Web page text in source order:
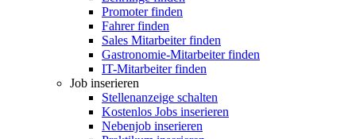
Promoter finden
Fahrer finden
Sales Mitarbeiter finden
Gastronomie-Mitarbeiter finden
IT-Mitarbeiter finden
Job inserieren
Stellenanzeige schalten
Kostenlos Jobs inserieren
Nebenjob inserieren